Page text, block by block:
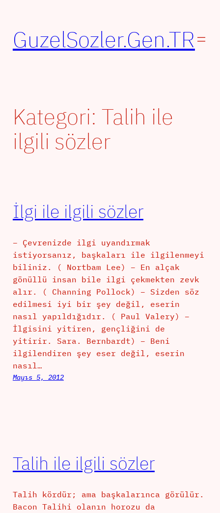
GuzelSozler.Gen.TR
Kategori: Talih ile
ilgili sözler
İlgi ile ilgili sözler
– Çevrenizde ilgi uyandırmak
istiyorsanız, başkaları ile ilgilenmeyi
biliniz. ( Nortbam Lee) – En alçak
gönüllü insan bile ilgi çekmekten zevk
alır. ( Channing Pollock) – Sizden söz
edilmesi iyi bir şey değil, eserin
nasıl yapıldığıdır. ( Paul Valery) –
İlgisini yitiren, gençliğini de
yitirir. Sara. Bernbardt) – Beni
ilgilendiren şey eser değil, eserin
nasıl…
Mayıs 5, 2012
Talih ile ilgili sözler
Talih kördür; ama başkalarınca görülür.
Bacon Talihi olanın horozu da